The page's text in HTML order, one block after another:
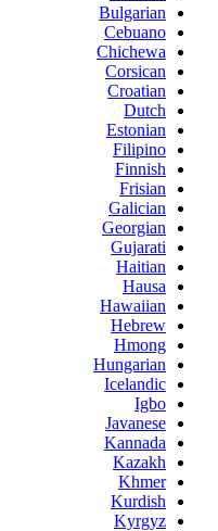
Bulgarian
Cebuano
Chichewa
Corsican
Croatian
Dutch
Estonian
Filipino
Finnish
Frisian
Galician
Georgian
Gujarati
Haitian
Hausa
Hawaiian
Hebrew
Hmong
Hungarian
Icelandic
Igbo
Javanese
Kannada
Kazakh
Khmer
Kurdish
Kyrgyz